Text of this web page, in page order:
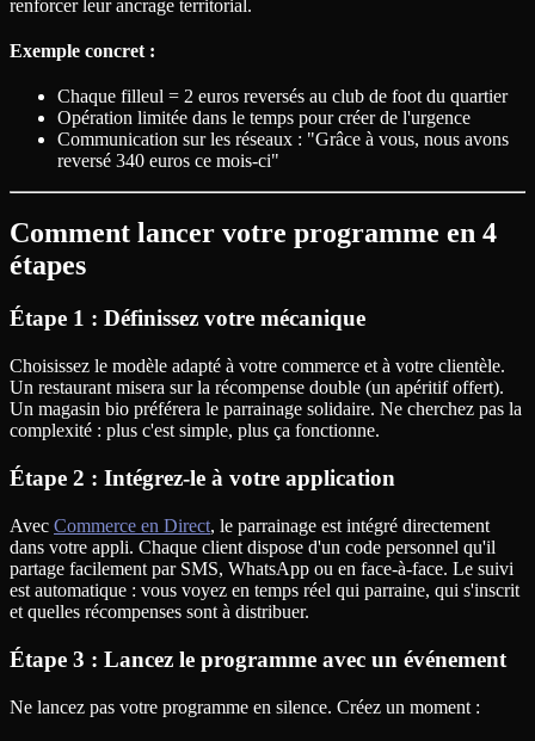
renforcer leur ancrage territorial.
Exemple concret :
Chaque filleul = 2 euros reversés au club de foot du quartier
Opération limitée dans le temps pour créer de l'urgence
Communication sur les réseaux : "Grâce à vous, nous avons
reversé 340 euros ce mois-ci"
Comment lancer votre programme en 4
étapes
Étape 1 : Définissez votre mécanique
Choisissez le modèle adapté à votre commerce et à votre clientèle.
Un restaurant misera sur la récompense double (un apéritif offert).
Un magasin bio préférera le parrainage solidaire. Ne cherchez pas la
complexité : plus c'est simple, plus ça fonctionne.
Étape 2 : Intégrez-le à votre application
Avec Commerce en Direct, le parrainage est intégré directement
dans votre appli. Chaque client dispose d'un code personnel qu'il
partage facilement par SMS, WhatsApp ou en face-à-face. Le suivi
est automatique : vous voyez en temps réel qui parraine, qui s'inscrit
et quelles récompenses sont à distribuer.
Étape 3 : Lancez le programme avec un événement
Ne lancez pas votre programme en silence. Créez un moment :